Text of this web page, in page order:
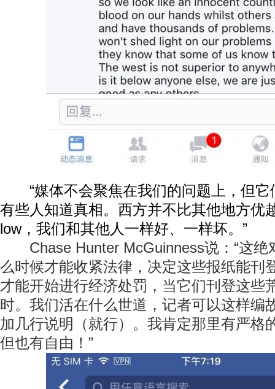
“媒体不会聚焦在我们的问题上，但它
有些人知道真相。西方并不比其他地方优
low，我们和其他人一样好、一样坏。”
Chase Hunter McGuinness说：“这绝
么时候才能收紧法律，决定这些报纸能刊
才能开始进行经济处罚，当它们刊登这些
时。我们活在什么世道，记者可以这样编
加几行说明（就行）。我肯定那里有严格
但也有自由！”